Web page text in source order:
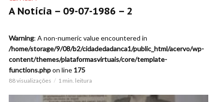
A Notícia – 09-07-1986 – 2
Warning: A non-numeric value encountered in
/home/storage/9/08/b2/cidadedadanca1/public_html/acervo/wp-
content/themes/plataformasvirtuais/core/template-
functions.phpon line 175
88 visualizações 1 min. leitura